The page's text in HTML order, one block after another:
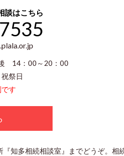
談はこちら
14：00～20：00
祭日
す
知多相続相談室』までどうぞ。相